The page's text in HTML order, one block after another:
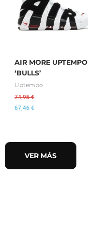
AIR MORE UPTEMPO
‘BULLS’
Uptempo
74,95€
67,46 €
VER MÁS